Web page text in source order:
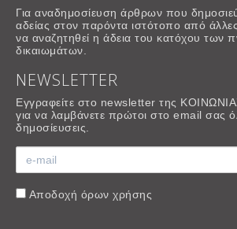
Για αναδημοσίευση άρθρων που
αδείας στον παρόντα ιστότοπο από
να αναζητηθεί η άδεια του κατόχου των
δικαιωμάτων.
NEWSLETTER
Εγγραφείτε στο newsletter της
για να λαμβάνετε πρώτοι στο email σας
δημοσίευσεις.
Αποδοχή όρων χρήσης